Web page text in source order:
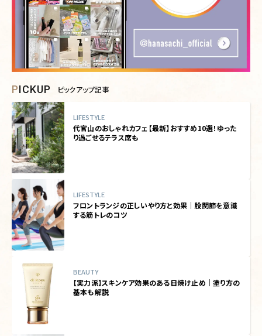
PICKUP ピックアップ記事
LIFESTYLE
代官山のおしゃれカフェ【最新】おすすめ10選！ゆった
り過ごせるテラス席も
LIFESTYLE
フロントランジの正しいやり方と効果｜股関節を意識
する筋トレのコツ
BEAUTY
【実力派】スキンケア効果のある日焼け止め｜塗り方の
基本も解説